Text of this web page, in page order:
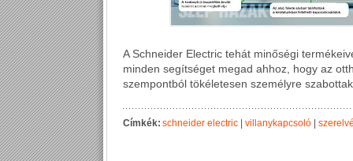
A Schneider Electric tehát minőségi
minden segítséget megad ahhoz, hogy az
szempontból tökéletesen személyre
Címkék:schneider electric villanykapcsoló